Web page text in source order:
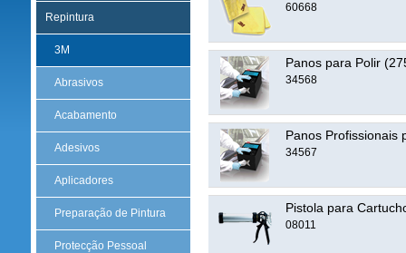
Repintura
3M
Abrasivos
Acabamento
Adesivos
Aplicadores
Preparação de Pintura
Protecção Pessoal
60668
Panos para Polir
34568
Panos Profissionais
34567
Pistola para
08011